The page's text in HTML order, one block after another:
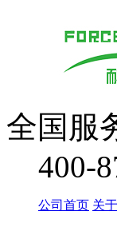
全国服
400-
公司首页 关